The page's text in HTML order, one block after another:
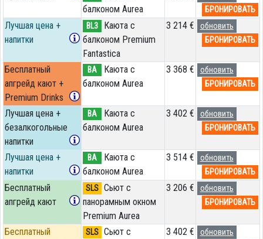
балконом Aurea
БРОНИРОВАТЬ
Лучшая цена +
напитки
BL3
Каюта с
балконом Premium
Fantastica
3 214 €
обновить
БРОНИРОВАТЬ
Бесплатный
апгрейд кают +
Premium Drinks
BA
Каюта с
балконом Aurea
3 368 €
обновить
БРОНИРОВАТЬ
Лучшая цена +
безалкогольные
напитки
BA
Каюта с
балконом Aurea
3 402 €
обновить
БРОНИРОВАТЬ
Лучшая цена +
напитки
BA
Каюта с
балконом Aurea
3 514 €
обновить
БРОНИРОВАТЬ
Бесплатный
апгрейд кают
SLS Сьют с
панорамным окном
Premium Aurea
3 206 €
обновить
БРОНИРОВАТЬ
Бесплатный
SLS Сьют с
3 402 €
обновить